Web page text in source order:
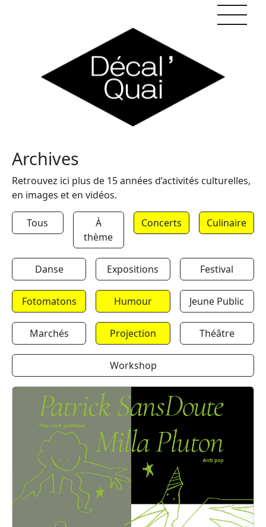
Archives
Retrouvez ici plus de 15 années d’activités culturelles,
en images et en vidéos.
Tous
À
thème
Concerts Culinaire
Danse Expositions Festival
Fotomatons Humour Jeune Public
Marchés Projection Théâtre
Workshop